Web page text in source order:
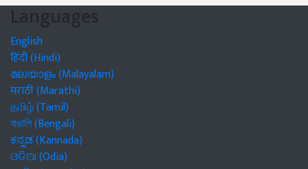
Languages
English
हिंदी (Hindi)
മലയാളം (Malayalam)
मराठी (Marathi)
தமிழ் (Tamil)
বাঙালি (Bengali)
ಕನ್ನಡ (Kannada)
ଓଡିଆ (Odia)